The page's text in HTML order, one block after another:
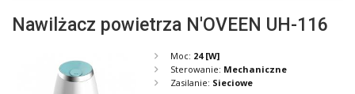
Nawilżacz powietrza N'OVEEN UH-116
Moc: 24 [W]
Sterowanie: Mechaniczne
Zasilanie: Sieciowe